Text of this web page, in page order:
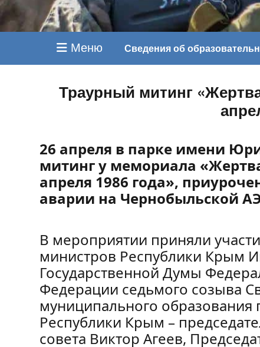
Меню Сведения об
Траурный митинг
26 апреля в парке имени
митинг у мемориала
апреля 1986 года»,
аварии на Чернобыльской
В мероприятии приняли
министров Республики Крым
Государственной Думы
Федерации седьмого созыва
муниципального
Республики Крым –
совета Виктор Агеев,